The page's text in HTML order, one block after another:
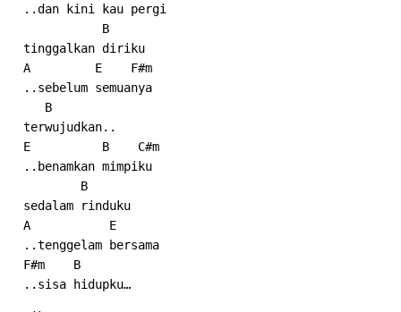
  ..dan kini kau pergi
             B
  tinggalkan diriku
  A         E    F#m
  ..sebelum semuanya
     B
  terwujudkan..
  E          B    C#m
  ..benamkan mimpiku
          B
  sedalam rinduku
  A           E
  ..tenggelam bersama
  F#m    B
  ..sisa hidupku…